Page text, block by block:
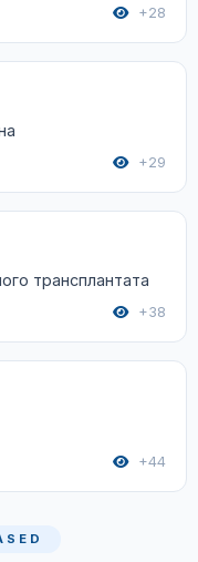
+28
+29
трансплантата
+38
+44